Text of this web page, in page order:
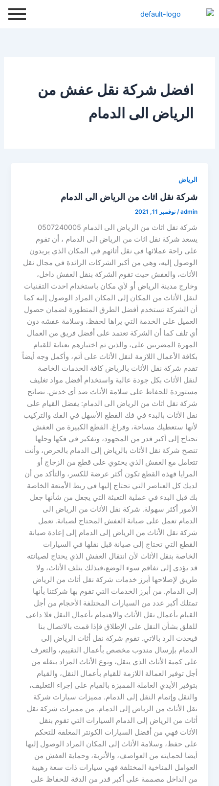
إلى
افضل شركة نقل عفش من
الرياض الى الدمام
الرياض
شركة نقل اثاث من الرياض الى الدمام
admin
/نوفمبر 11, 2021
شركة نقل اثاث من الرياض الى الدمام 0507240005
يسعد شركة نقل اثاث من الرياض الى الدمام ، أن تقوم
على راحة عملائها في نقل أثاثهم في المكان الذي يريدون
الوصول إليه، وهي من أكبر الشركات الرائدة في مجال نقل
الأثاث، والعفش حيث تقوم الشركة بنقل العفش داخل،
وخارج مدينة الرياض أو لأي مكان باستخدام احدث التقنيات
لنقل الأثاث من المكان إلى المكان المراد الوصول إليه كما
أن الشركة تستخدم أفضل الطرق المتطورة لضمان حصول
العميل على الخدمة التي يراها لحفظ، وسلامة عفشه دون
أي تلف كما أن الشركة تعتمد على أفضل فريق من العمال
المهرة المضربين على، والذين تم اختيارهم بعناية للقيام
بكافة الأعمال اللازمة لنقل الأثاث على أتم، وأكمل وجه أيضاً
تقدم شركة نقل الأثاث بالرياض كافة الخدمات الخاصة
لنقل الأثاث بكل جودة عالية واستخدام أفضل مواد تغليف
مستوردة للحفاظ على سلامة الأثاث ضد أي خدش. نصائح
شركة نقل اثاث من الرياض الى الدمام: يفضل القيام على
نقل الأثاث بالبدء في فك القطع الأسهل في الفك والتركيب
لأنها ستعطيك مساحة، وفراغ. القطع الكبيرة من العفش
تحتاج إلى أكبر قدر من المجهود، وتفكير في فكها وحلها
تنصح شركة نقل الأثاث بالرياض إلى الدمام بالحرص، وأنت
تتعامل مع العفش الذي يحتوي على قطع من الزجاج أو
المرايا فهذه القطع تكون أكثر عرضة للكسر، والتأكد من أن
لديك كل العناصر التي تحتاج إليها في ربط الأمتعة الخاصة
بك قبل البدء في عملية التعبئة التي يجعل من شأنها جعل
الأمور أكثر سهولة. شركة نقل الأثاث من الرياض الى
الدمام تعمل على صيانة العفش المحتاج لصيانة. تعمل
شركة نقل الأثاث من الرياض إلى الدمام إلى إعادة صيانة
القطع التي تحتاج إلى صيانة قبل نقلها في السيارات
الخاصة بنقل الأثاث لأن انتقال العفش الذي يحتاج لصيانته
قد يؤدي إلى تفاقم سوء الوضع،فبذلك يتلف الأثاث، ولا
طريق لإصلاحها أبرز خدمات شركة نقل أثاث من الرياض
إلى الدمام. من أبرز الخدمات التي تقوم بها شركتنا بأنها
تمتلك أكبر عدد من السيارات المختلفة الأحجام من أجل
القيام بأعمال نقل الأثاث والاهتمام بأعمال النقل فلا داعي
للقلق بشأن النقل على الإطلاق فإذا قمت بالاتصال بنا
فيحدث الرد بالاتي. تقوم شركة نقل أثاث الرياض إلى
الدمام بإرسال مندوب مخصص بأعمال التقييم، والتعرف
على كمية الأثاث الذي ينقل، ونوع الأثاث المراد بنقله من
أجل توفير العمالة اللازمة للقيام بأعمال النقل، والقيام
بتوفير الأيدي العاملة المميزة بالقيام على إجراء التغليف،
والنقل وإتمام النقل إلى الدمام. مميزات سيارات شركة
نقل الأثاث من الرياض إلى الدمام. من مميزات شركة نقل
أثاث من الرياض إلى الدمام السيارات التي تقوم بنقل
الأثاث فهي من أفضل السيارات الكونتر المغلقة للتحكم
على حفظ، وسلامة الأثاث إلى المكان المراد الوصول إليها
أيضا لحمايته من العواصف، والأتربة، وحماية العفش من
العوامل المناخية المختلفة فهي سيارات ذات سعة رهيبة
من الداخل مصممة على أكبر قدر من الدقة للحفاظ على